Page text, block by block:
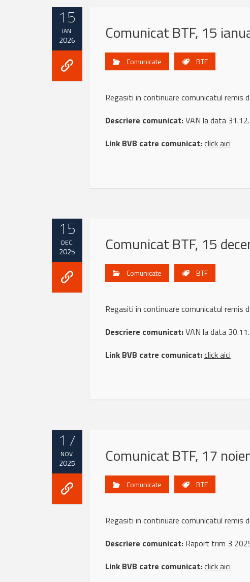
15
IAN.
2026 Comunicat BTF, 15
Comunicate BTF
Regasiti in continuare comunicatul remis
Descriere comunicat:VAN la data
Link BVB catre comunicat:click aici
15
DEC.
2025 Comunicat BTF, 15
Comunicate BTF
Regasiti in continuare comunicatul remis
Descriere comunicat:VAN la data
Link BVB catre comunicat:click aici
17
NOV.
2025 Comunicat BTF, 17
Comunicate BTF
Regasiti in continuare comunicatul remis
Descriere comunicat: Raport trim 3
Link BVB catre comunicat:click aici